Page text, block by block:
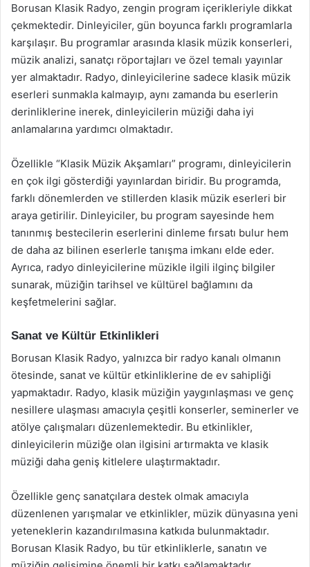
Borusan Klasik Radyo, zengin program içerikleriyle dikkat
çekmektedir. Dinleyiciler, gün boyunca farklı programlarla
karşılaşır. Bu programlar arasında klasik müzik konserleri,
müzik analizi, sanatçı röportajları ve özel temalı yayınlar
yer almaktadır. Radyo, dinleyicilerine sadece klasik müzik
eserleri sunmakla kalmayıp, aynı zamanda bu eserlerin
derinliklerine inerek, dinleyicilerin müziği daha iyi
anlamalarına yardımcı olmaktadır.
Özellikle “Klasik Müzik Akşamları” programı, dinleyicilerin
en çok ilgi gösterdiği yayınlardan biridir. Bu programda,
farklı dönemlerden ve stillerden klasik müzik eserleri bir
araya getirilir. Dinleyiciler, bu program sayesinde hem
tanınmış bestecilerin eserlerini dinleme fırsatı bulur hem
de daha az bilinen eserlerle tanışma imkanı elde eder.
Ayrıca, radyo dinleyicilerine müzikle ilgili ilginç bilgiler
sunarak, müziğin tarihsel ve kültürel bağlamını da
keşfetmelerini sağlar.
Sanat ve Kültür Etkinlikleri
Borusan Klasik Radyo, yalnızca bir radyo kanalı olmanın
ötesinde, sanat ve kültür etkinliklerine de ev sahipliği
yapmaktadır. Radyo, klasik müziğin yaygınlaşması ve genç
nesillere ulaşması amacıyla çeşitli konserler, seminerler ve
atölye çalışmaları düzenlemektedir. Bu etkinlikler,
dinleyicilerin müziğe olan ilgisini artırmakta ve klasik
müziği daha geniş kitlelere ulaştırmaktadır.
Özellikle genç sanatçılara destek olmak amacıyla
düzenlenen yarışmalar ve etkinlikler, müzik dünyasına yeni
yeteneklerin kazandırılmasına katkıda bulunmaktadır.
Borusan Klasik Radyo, bu tür etkinliklerle, sanatın ve